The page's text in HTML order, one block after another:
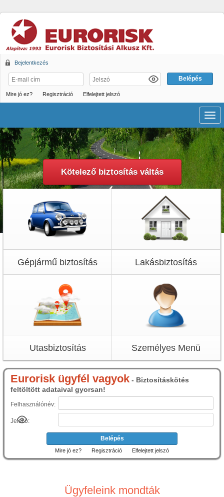
Bejelentkezés
Mire jó ez? Regisztráció Elfelejtett jelszó
Kötelező biztosítás váltás
Gépjármű biztosítás Lakásbiztosítás
Utasbiztosítás Személyes Menü
Eurorisk ügyfél vagyok - Biztosításkötés
feltöltött adataival gyorsan!
Felhasználónév:
Jelszó:
Mire jó ez? Regisztráció Elfelejtett jelszó
Ügyfeleink mondták